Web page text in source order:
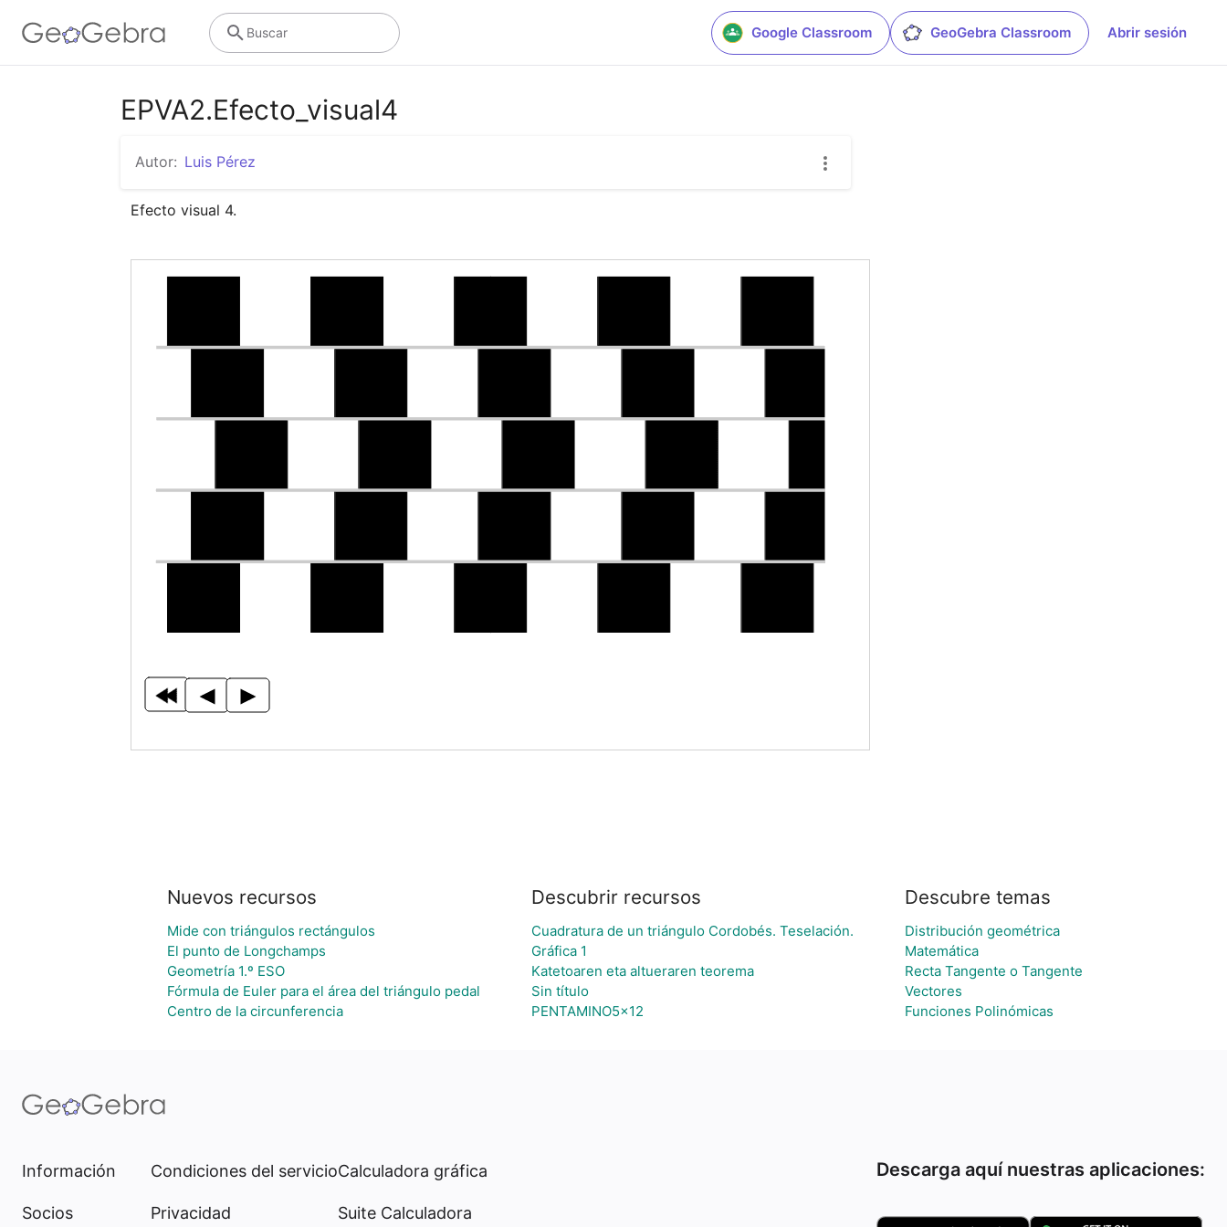
Google Classroom GeoGebra Classroom Abrir sesión
Buscar
EPVA2.Efecto_visual4
Autor: Luis Pérez
Efecto visual 4.
Nuevos recursos
Mide con triángulos rectángulos
El punto de Longchamps
Geometría 1.º ESO
Fórmula de Euler para el área del triángulo pedal
Centro de la circunferencia
Descubrir recursos
Cuadratura de un triángulo Cordobés. Teselación.
Gráfica 1
Katetoaren eta altueraren teorema
Sin título
PENTAMINO5x12
Descubre temas
Distribución geométrica
Matemática
Recta Tangente o Tangente
Vectores
Funciones Polinómicas
Información
Socios
Condiciones del servicio
Privacidad
Calculadora gráfica
Suite Calculadora
Descarga aquí nuestras aplicaciones: